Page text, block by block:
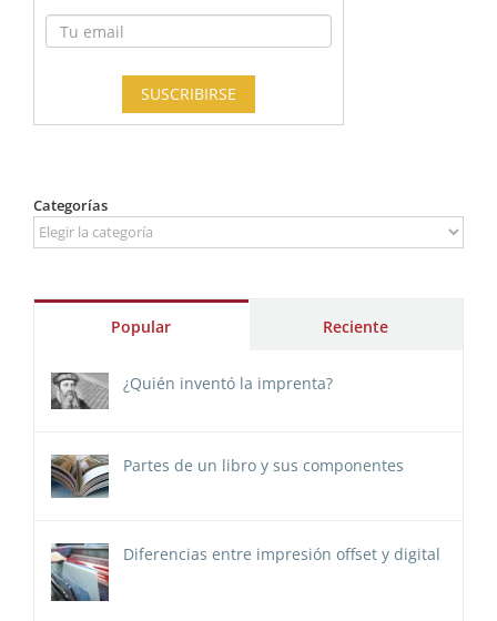
Categorías
Categorías
Popular Reciente
¿Quién inventó la imprenta?
Partes de un libro y sus componentes
Diferencias entre impresión offset y digital